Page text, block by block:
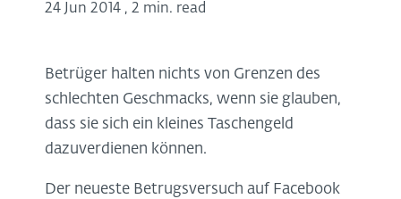
24 Jun 2014 , 2 min. read
Betrüger halten nichts von Grenzen des
schlechten Geschmacks, wenn sie glauben,
dass sie sich ein kleines Taschengeld
dazuverdienen können.
Der neueste Betrugsversuch auf Facebook